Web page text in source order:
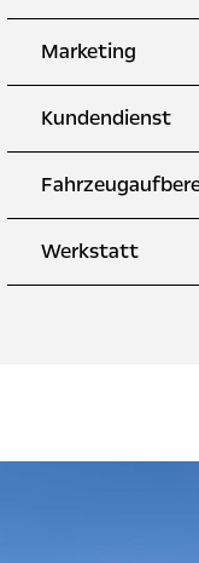
Marketing
Kundendienst
Werkstatt